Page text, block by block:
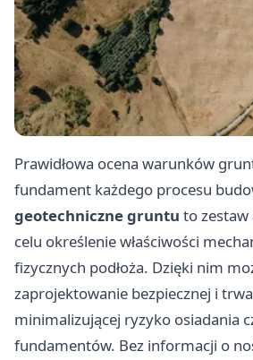
Prawidłowa ocena warunków
fundament każdego procesu
geotechniczne gruntu to zestaw
celu określenie właściwości
fizycznych podłoża. Dzięki nim
zaprojektowanie bezpiecznej i
minimalizującej ryzyko osiadania
fundamentów. Bez informacji o